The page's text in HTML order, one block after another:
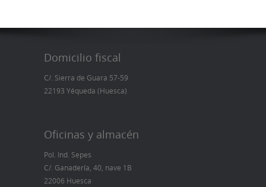
Domicilio fiscal
C/. Sierra de Guara 57-59
22193 Yéqueda (Huesca)
Oficinas y almacén
Pol. Ind. Sepes
C/. Ganadería, 40, nave 1B
22006 Huesca